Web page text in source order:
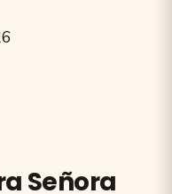
Señora